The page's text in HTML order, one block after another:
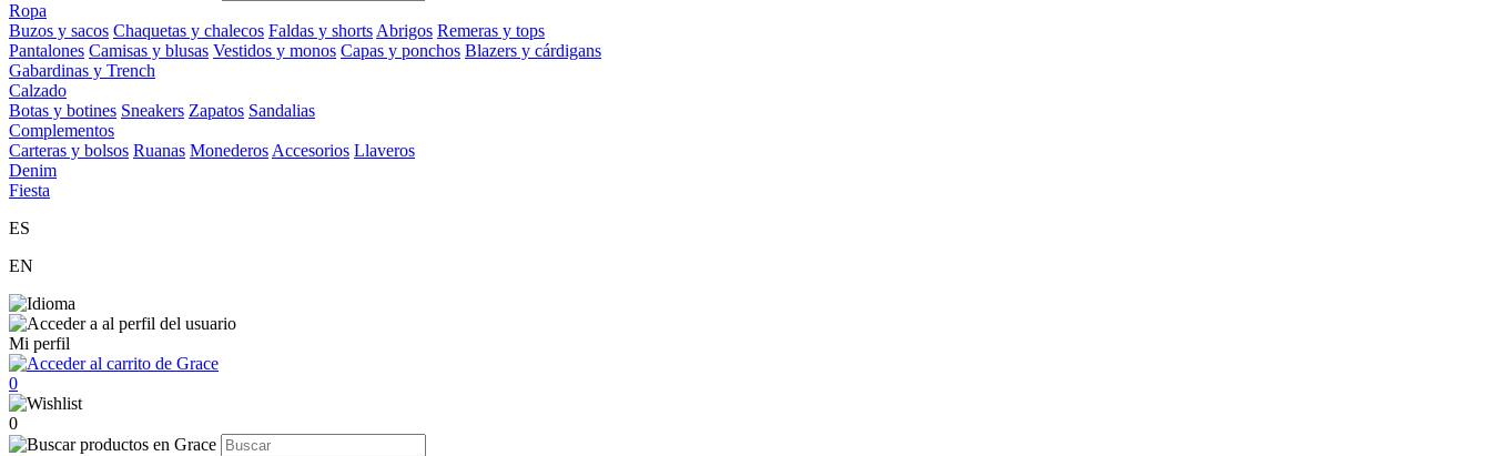
Ropa
Buzos y sacos Chaquetas y chalecos Faldas y shorts Abrigos Remeras y tops
Pantalones Camisas y blusas Vestidos y monos Capas y ponchos Blazers y cárdigans
Gabardinas y Trench
Calzado
Botas y botines Sneakers Zapatos Sandalias
Complementos
Carteras y bolsos Ruanas Monederos Accesorios Llaveros
Denim
Fiesta
ES
EN
Mi perfil
0
0